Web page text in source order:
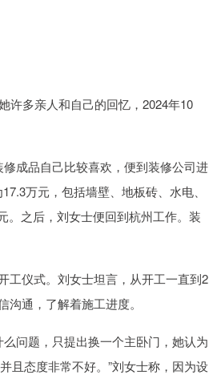
许多亲人和自己的回忆，2024年10
成品自己比较喜欢，便到装修公司进
万元，包括墙壁、地板砖、水电、
。之后，刘女士便回到杭州工作。装
工仪式。刘女士坦言，从开工一直到2
通，了解着施工进度。
问题，只提出换一个主卧门，她认为
且态度非常不好。”刘女士称，因为设